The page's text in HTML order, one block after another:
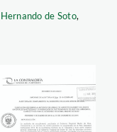
Hernando de Soto,